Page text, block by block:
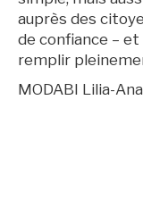
auprès des
de confiance –
remplir
MODABI Lilia-